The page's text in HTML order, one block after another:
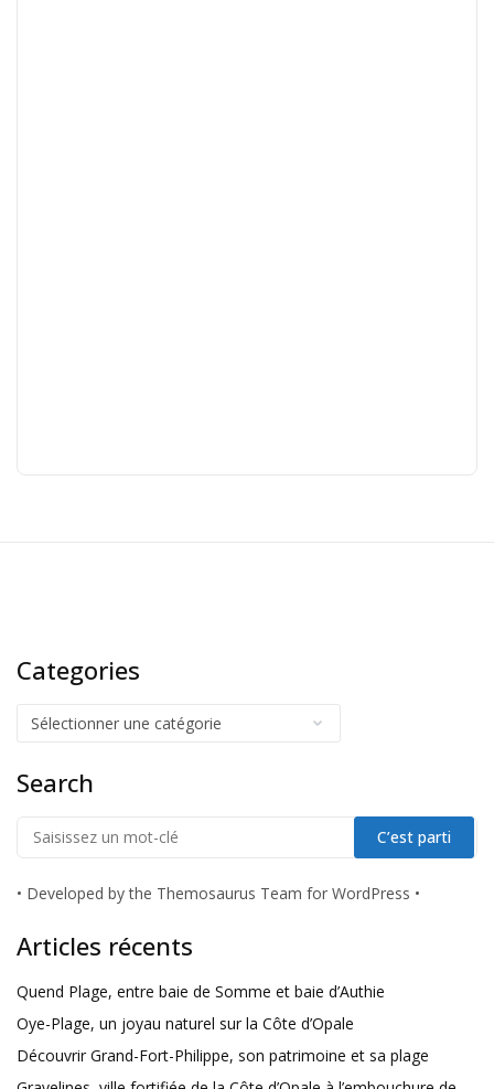
Categories
Search
• Developed by the Themosaurus Team for WordPress •
Articles récents
Quend Plage, entre baie de Somme et baie d’Authie
Oye-Plage, un joyau naturel sur la Côte d’Opale
Découvrir Grand-Fort-Philippe, son patrimoine et sa plage